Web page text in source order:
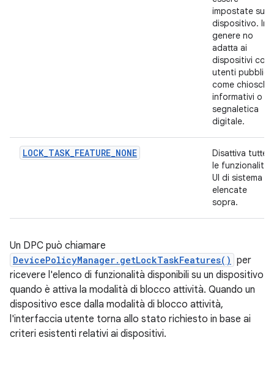
impostate sul
dispositivo. In
genere no
adatta ai
dispositivi con
utenti pubblici,
come chioschi
informativi o la
segnaletica
digitale.
LOCK_TASK_FEATURE_NONE
Disattiva tutte
le funzionalità
UI di sistema
elencate
sopra.
Un DPC può chiamare
DevicePolicyManager.getLockTaskFeatures() per
ricevere l'elenco di funzionalità disponibili su un dispositivo
quando è attiva la modalità di blocco attività. Quando un
dispositivo esce dalla modalità di blocco attività,
l'interfaccia utente torna allo stato richiesto in base ai
criteri esistenti relativi ai dispositivi.